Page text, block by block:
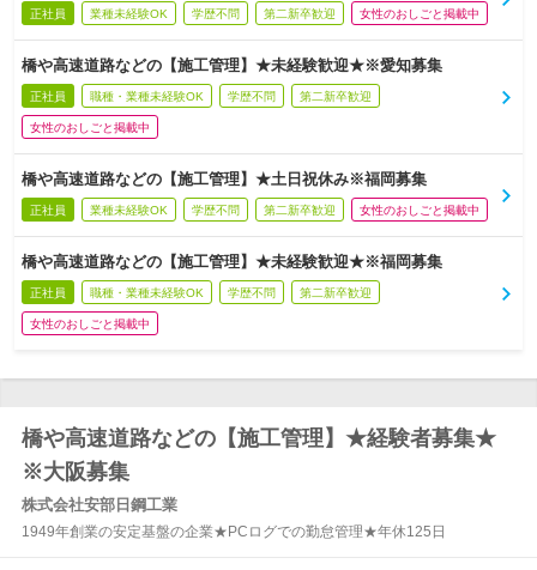
正社員 業種未経験OK 学歴不問 第二新卒歓迎 女性のおしごと掲載中
橋や高速道路などの【施工管理】★未経験歓迎★※愛知募集
正社員 職種・業種未経験OK 学歴不問 第二新卒歓迎
女性のおしごと掲載中
橋や高速道路などの【施工管理】★土日祝休み※福岡募集
正社員 業種未経験OK 学歴不問 第二新卒歓迎 女性のおしごと掲載中
橋や高速道路などの【施工管理】★未経験歓迎★※福岡募集
正社員 職種・業種未経験OK 学歴不問 第二新卒歓迎
女性のおしごと掲載中
橋や高速道路などの【施工管理】★経験者募集★
※大阪募集
株式会社安部日鋼工業
1949年創業の安定基盤の企業★PCログでの勤怠管理★年休125日